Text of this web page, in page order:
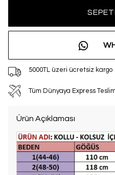
5000TL üzeri ücretsiz kargo
Tüm Dünyaya Express
Ürün Açıklaması